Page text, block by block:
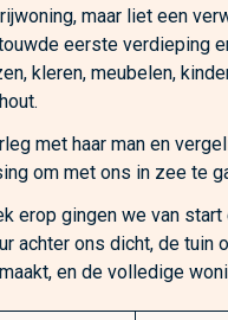
maar liet een
eerste verdieping
kleren, meubelen,
met haar man en
om met ons in zee te
erop gingen we van
achter ons dicht, de tuin
en de volledige